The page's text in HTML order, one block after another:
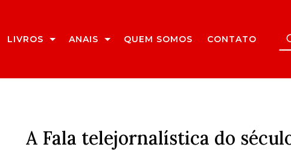
LIVROS ANAIS QUEM SOMOS CONTATO
A Fala telejornalística do